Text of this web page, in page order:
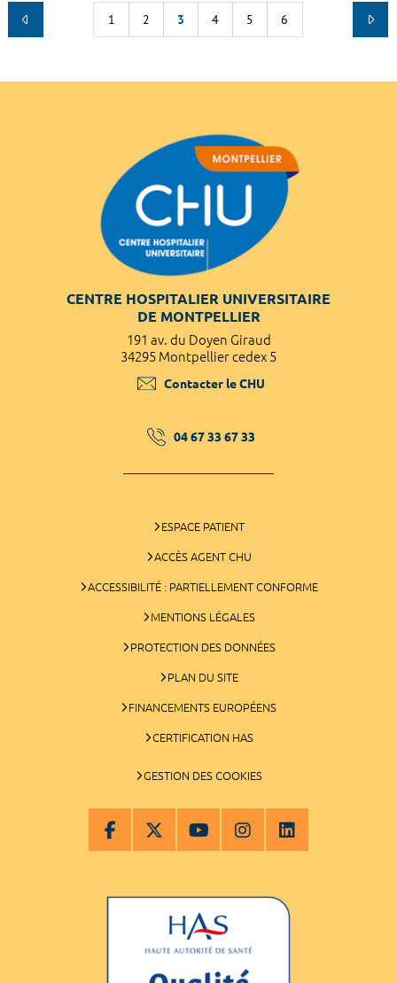
1 2 3 4 5 6
CENTRE HOSPITALIER UNIVERSITAIRE
DE MONTPELLIER
191 av. du Doyen Giraud
34295 Montpellier cedex 5
Contacter le CHU
04 67 33 67 33
ESPACE PATIENT
ACCÈS AGENT CHU
ACCESSIBILITÉ : PARTIELLEMENT CONFORME
MENTIONS LÉGALES
PROTECTION DES DONNÉES
PLAN DU SITE
FINANCEMENTS EUROPÉENS
CERTIFICATION HAS
GESTION DES COOKIES